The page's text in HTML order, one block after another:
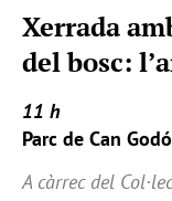
Xerrada
del bosc:
11 h
Parc de Can
A càrrec del